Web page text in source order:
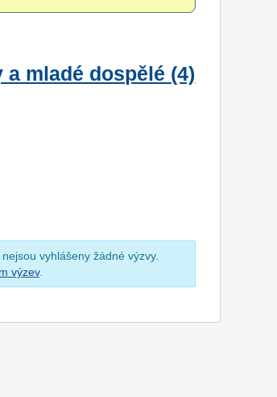
mladé dospělé (4)
vyhlášeny žádné výzvy.
výzev.